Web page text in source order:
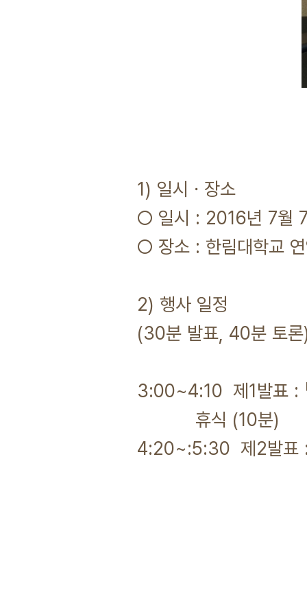
1) 일시ㆍ장소
○ 일시 : 2016년 7
○ 장소 : 한림대학교
2) 행사 일정
(30분 발표, 40분 토
3:00~4:10 제1발표 :
휴식 (10분)
4:20~:5:30 제2발표 :